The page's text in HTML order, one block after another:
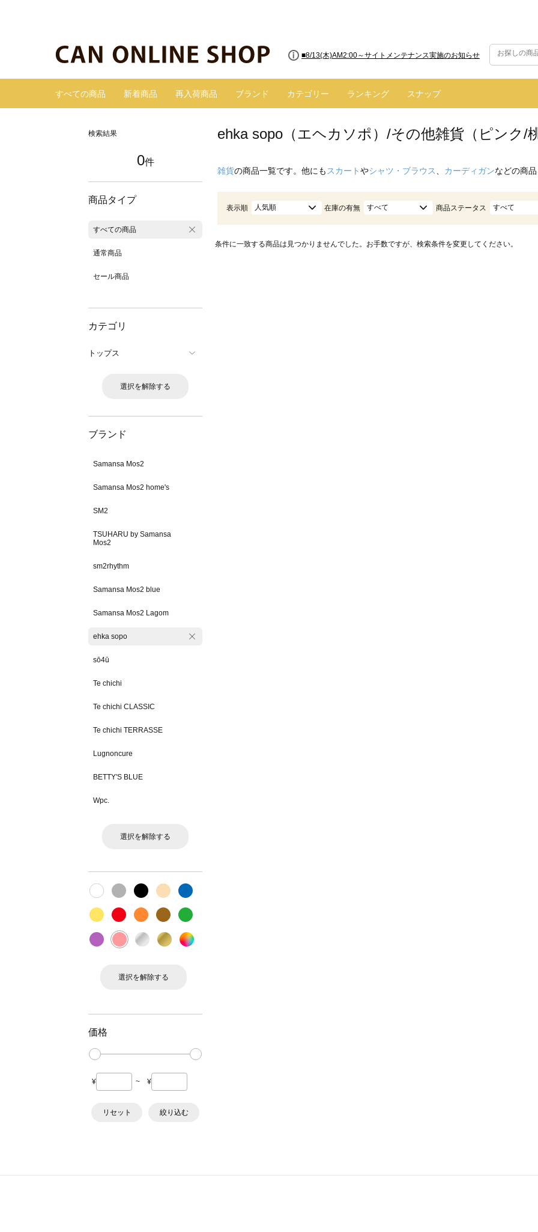
■8/13(木)AM2:00～サイトメンテナンス実施のお知らせ
すべての商品 新着商品 再入荷商品 ブランド カテゴリー ランキング スナップ
検索結果
0件
商品タイプ
すべての商品
通常商品
セール商品
カテゴリ
トップス
選択を解除する
ブランド
Samansa Mos2
Samansa Mos2 home's
SM2
TSUHARU by Samansa
Mos2
sm2rhythm
Samansa Mos2 blue
Samansa Mos2 Lagom
ehka sopo
sō4ū
Te chichi
Te chichi CLASSIC
Te chichi TERRASSE
Lugnoncure
BETTY'S BLUE
Wpc.
選択を解除する
選択を解除する
価格
¥ ~ ¥
リセット 絞り込む
ehka sopo（エヘカソポ）/その他雑貨（ピンク/
雑貨の商品一覧です。他にも スカートやシャツ・ブラウス カーディガンなどの商
表示順 人気順 在庫の有無 すべて 商品ステータス すべて
条件に一致する商品は見つかりませんでした。お手数ですが、検索条件を変更してください。